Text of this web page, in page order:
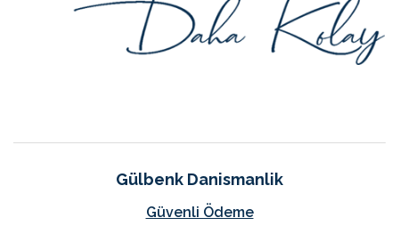
Gülbenk Danismanlik
Güvenli Ödeme